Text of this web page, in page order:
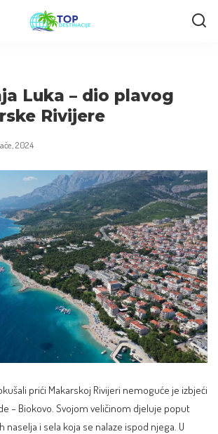
Luka – dio plavog
Rivijere
2024
prići Makarskoj Rivijeri nemoguće je izbjeći
– Biokovo. Svojom veličinom djeluje poput
naselja i sela koja se nalaze ispod njega. U